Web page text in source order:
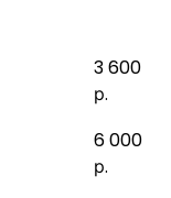
3 600
р.
6 000
р.